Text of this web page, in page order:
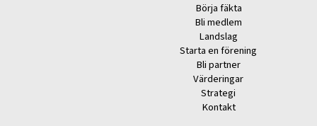
Börja fäkta
Bli medlem
Landslag
Starta en förening
Bli partner
Värderingar
Strategi
Kontakt